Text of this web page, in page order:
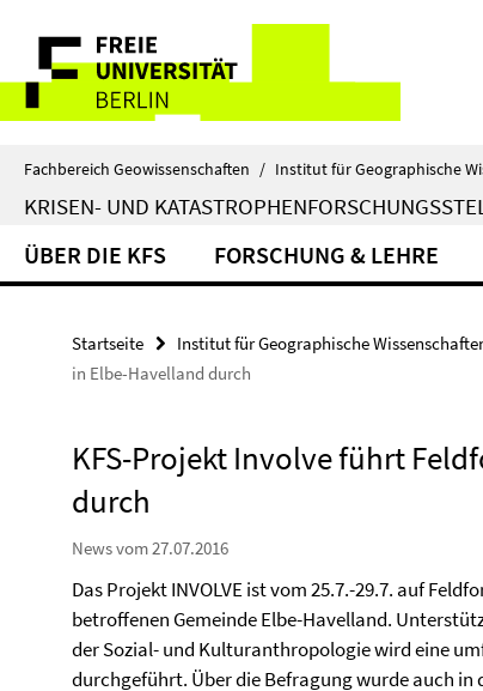
direkt
Inhalt
Service-
Navigation
Fachbereich Geowissenschaften / Institut für Geographische
KRISEN- UND
ÜBER DIE KFS FORSCHUNG & LEHRE
Startseite Institut für Geographische
in Elbe-Havelland durch
KFS-Projekt Involve führt
durch
News vom 27.07.2016
Das Projekt INVOLVE ist vom 25.7.-29.7. auf
betroffenen Gemeinde Elbe-Havelland.
der Sozial- und Kulturanthropologie wird eine
durchgeführt. Über die Befragung wurde auch in